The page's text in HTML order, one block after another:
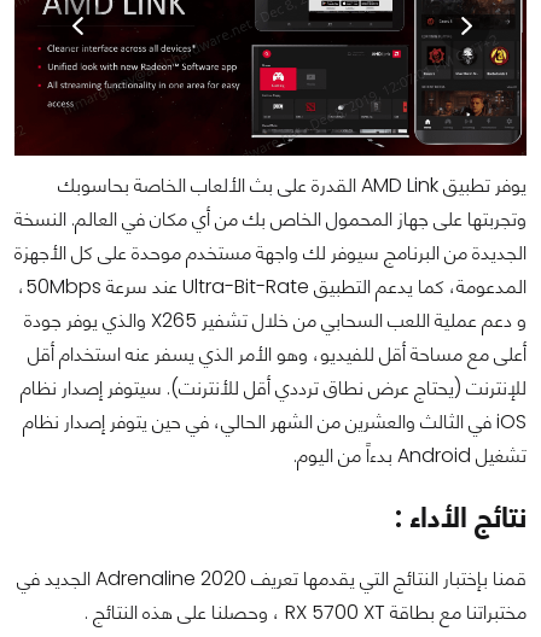
يوفر تطبيق AMD Link القدرة على بث الألعاب الخاصة بحاسوبك
وتجربتها على جهاز المحمول الخاص بك من أي مكان في العالم. النسخة
الجديدة من البرنامج سيوفر لك واجهة مستخدم موحدة على كل الأجهزة
المدعومة، كما يدعم التطبيق Ultra-Bit-Rate عند سرعة 50Mbps،
و دعم عملية اللعب السحابي من خلال تشفير X265 والذي يوفر جودة
أعلى مع مساحة أقل للفيديو، وهو الأمر الذي يسفر عنه استخدام أقل
للإنترنت (يحتاج عرض نطاق ترددي أقل للأنترنت). سيتوفر إصدار نظام
iOS في الثالث والعشرين من الشهر الحالي، في حين يتوفر إصدار نظام
تشغيل Android بدءاً من اليوم.
نتائج الأداء :
قمنا بإختبار النتائج التي يقدمها تعريف Adrenaline 2020 الجديد في
مختبراتنا مع بطاقة RX 5700 XT ، وحصلنا على هذه النتائج .